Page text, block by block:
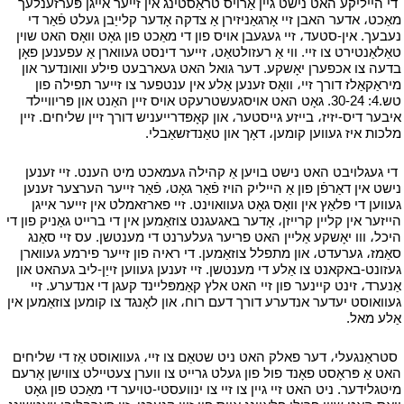
די הייליקע האט נישט גיין אַרויס טראַסטינג אין זייער אייגן פּערזענלעך
מאַכט، אדער האבן זיי אָרגאַניזירן אַ צדקה אָדער קלייַבן געלט פֿאַר די
נעבעך. אין-סטעד، זיי געגעבן אויס פון די מאַכט פון גאָט וואָס האט שוין
טאַלאַנטירט צו זיי. ווי אַ רעזולטאַט، זייער דינסט געווארן אַ עפענען פאָן
בדעה צו אכפערן יאָשקע. דער גואל האט געארבעט פילע וואונדער און
מיראַקאַלז דורך זיי، וואָס זענען אַלע אין ענטפער צו זייער תפילה פון
טש.4: 30-24. גאָט האט אויסגעשטרעקט אויס זיין האַנט און פּריוויילד
איבער דיס-יזיז، בייזע גייסטער، און קאָפּדרייעניש דורך זיין שליחים. זיין
מלכות איז געווען קומען، דאָך און טאַנדזשאַבלי.
די געגלויבט האט נישט בויען אַ קהילה געמאכט מיט הענט. זיי זענען
נישט אין דאַרפֿן פון אַ הייליק הויז פֿאַר גאָט، פֿאַר זייער הערצער זענען
געווען די פּלאַץ אין וואָס גאָט געוואוינט. זיי פארזאמלט אין זייער אייגן
הייזער אין קליין קרייזן، אָדער באגעגנט צוזאַמען אין די ברייט גאַניק פון די
היכל، ווו יאָשקע אַליין האט פריער געלערנט די מענטשן. עס זיי סאַנג
סאַמז، גערעדט، און מתפלל צוזאַמען. די ראיה פון זייער פירמע געווארן
געזונט-באקאנט צו אַלע די מענטשן. זיי זענען געווען זייַן-ליב געהאט און
אַנערד، זינט קיינער פון זיי האט אלץ קאַמפּליינד קעגן די אנדערע. זיי
געוואוסט יעדער אנדערע דורך דעם רוח، און לאָנגד צו קומען צוזאַמען אין
אַלע מאל.
סטראַנגעלי، דער פאלק האט ניט שטאַם צו זיי، געוואוסט אַז די שליחים
האט אַ פּראָסט פאָנד פול פון געלט גרייט צו ווערן צעטיילט צווישן אָרעם
מיטגלידער. ניט האט זיי גיין צו זיי צו ינוועסטי-טויער די מאַכט פון גאָט